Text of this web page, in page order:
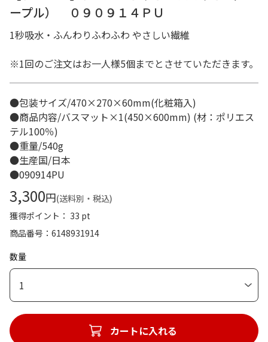
ープル） ０９０９１４ＰＵ
1秒吸水・ふんわりふわふわ やさしい繊維
※1回のご注文はお一人様5個までとさせていただきます。
●包装サイズ/470×270×60mm(化粧箱入)
●商品内容/バスマット×1(450×600mm) (材：ポリエス
テル100％)
●重量/540g
●生産国/日本
●090914PU
3,300円(送料別・税込)
獲得ポイント： 33 pt
商品番号
6148931914
数量
1
カートに入れる